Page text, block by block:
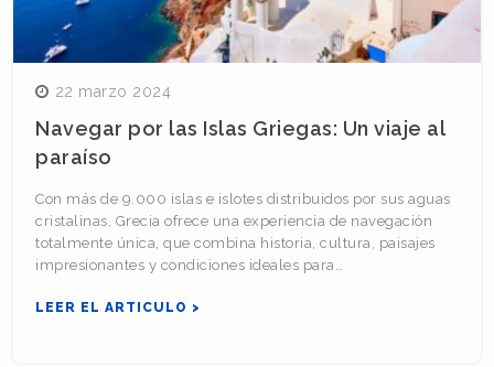
22 marzo 2024
Navegar por las Islas Griegas: Un viaje al
paraíso
Con más de 9.000 islas e islotes distribuidos por sus aguas
cristalinas, Grecia ofrece una experiencia de navegación
totalmente única, que combina historia, cultura, paisajes
impresionantes y condiciones ideales para…
LEER EL ARTICULO >